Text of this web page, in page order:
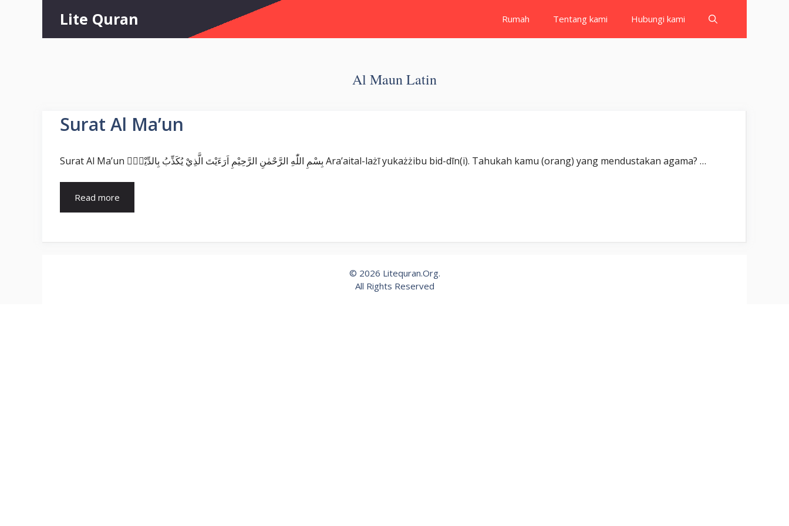
Lite Quran Rumah Tentang kami Hubungi kami
Al Maun Latin
Surat Al Ma’un
Surat Al Ma’un بِسْمِ اللّٰهِ الرَّحْمٰنِ الرَّحِيْمِ اَرَءَيْتَ الَّذِيْ يُكَذِّبُ بِالدِّيْنِۗ Ara’aital-lażī yukażżibu bid-dīn(i). Tahukah kamu (orang) yang mendustakan agama? …
Read more
© 2026 Litequran.Org.
All Rights Reserved